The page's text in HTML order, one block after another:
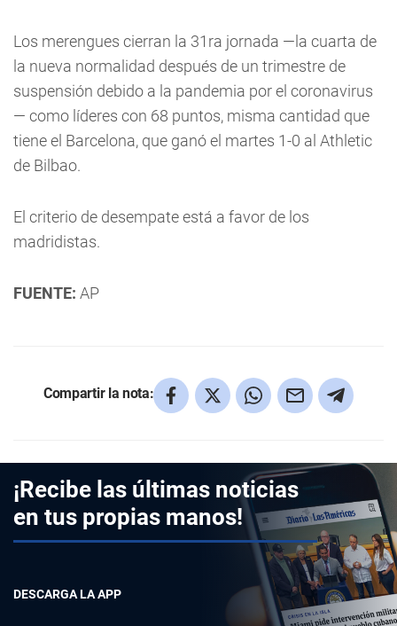
Los merengues cierran la 31ra jornada —la cuarta de
la nueva normalidad después de un trimestre de
suspensión debido a la pandemia por el coronavirus
— como líderes con 68 puntos, misma cantidad que
tiene el Barcelona, que ganó el martes 1-0 al Athletic
de Bilbao.
El criterio de desempate está a favor de los
madridistas.
FUENTE: AP
Compartir la nota:
¡Recibe las últimas noticias
en tus propias manos!
DESCARGA LA APP